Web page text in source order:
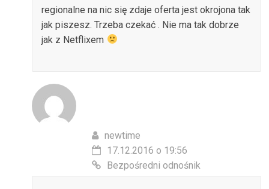
regionalne na nic się zdaje oferta jest okrojona tak
jak piszesz. Trzeba czekać . Nie ma tak dobrze
jak z Netflixem
newtime
17.12.2016 o 19:56
Bezpośredni odnośnik